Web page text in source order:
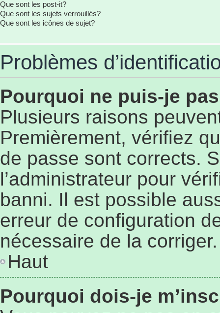
Que sont les post-it?
Que sont les sujets verrouillés?
Que sont les icônes de sujet?
Problèmes
Pourquoi ne puis-je
Plusieurs raisons
Premièrement, vérifiez
de passe sont corrects.
l’administrateur pour
banni. Il est possible
erreur de configuration
nécessaire de la corriger.
Haut
Pourquoi dois-je